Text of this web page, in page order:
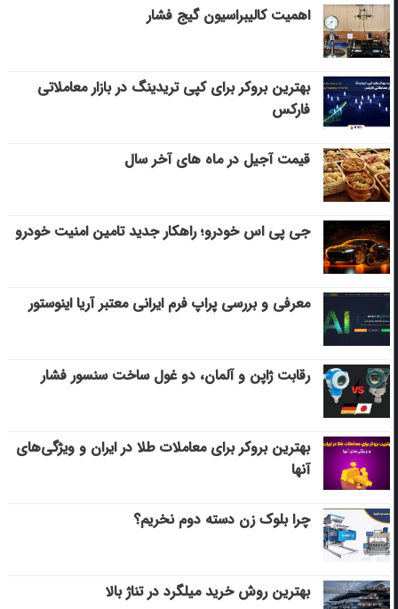
اهمیت کالیبراسیون گیج فشار
بهترین بروکر برای کپی‌ تریدینگ در بازار معاملاتی
فارکس
قیمت آجیل در ماه های آخر سال
جی پی اس خودرو؛ راهکار جدید تامین امنیت خودرو
معرفی و بررسی پراپ فرم ایرانی معتبر آریا اینوستور
رقابت ژاپن و آلمان، دو غول ساخت سنسور فشار
بهترین بروکر برای معاملات طلا در ایران و ویژگی‌های
آنها
چرا بلوک زن دسته دوم نخریم؟
بهترین روش خرید میلگرد در تناژ بالا